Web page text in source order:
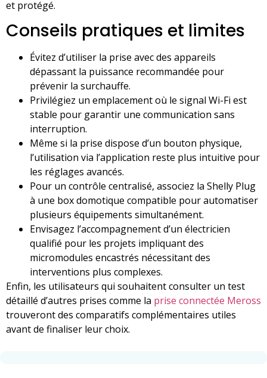
et protégé.
Conseils pratiques et limites
Évitez d’utiliser la prise avec des appareils
dépassant la puissance recommandée pour
prévenir la surchauffe.
Privilégiez un emplacement où le signal Wi-Fi est
stable pour garantir une communication sans
interruption.
Même si la prise dispose d’un bouton physique,
l’utilisation via l’application reste plus intuitive pour
les réglages avancés.
Pour un contrôle centralisé, associez la Shelly Plug
à une box domotique compatible pour automatiser
plusieurs équipements simultanément.
Envisagez l’accompagnement d’un électricien
qualifié pour les projets impliquant des
micromodules encastrés nécessitant des
interventions plus complexes.
Enfin, les utilisateurs qui souhaitent consulter un test
détaillé d’autres prises comme la prise connectée Meross
trouveront des comparatifs complémentaires utiles
avant de finaliser leur choix.